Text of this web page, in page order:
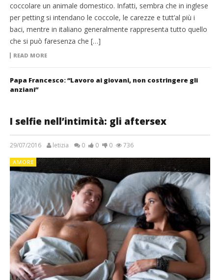
coccolare un animale domestico. Infatti, sembra che in inglese
per petting si intendano le coccole, le carezze e tutt’al più i
baci, mentre in italiano generalmente rappresenta tutto quello
che si può faresenza che […]
READ MORE
Papa Francesco: “Lavoro ai giovani, non costringere gli
anziani”
I selfie nell’intimità: gli aftersex
29/07/2016 letizia 0 0 0 736
AMORE